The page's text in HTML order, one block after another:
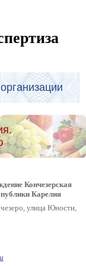
Кончезерская
Карелия
улица Юности,